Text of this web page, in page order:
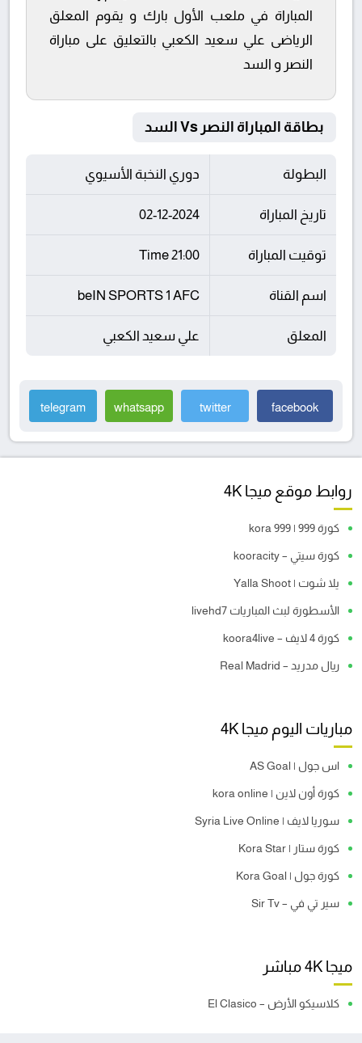
المباراة في ملعب الأول بارك و يقوم المعلق
الرياضى علي سعيد الكعبي بالتعليق على مباراة
النصر و السد
بطاقة المباراة النصر Vs السد
البطولة دوري النخبة الأسيوي
تاريخ المباراة 02-12-2024
توقيت المباراة 21:00 Time
اسم القناة beIN SPORTS 1 AFC
المعلق علي سعيد الكعبي
facebook
twitter
whatsapp
telegram
روابط موقع ميجا 4K
كورة 999 | kora 999
كورة سيتي – kooracity
يلا شوت | Yalla Shoot
الأسطورة لبث المباريات livehd7
كورة 4 لايف – koora4live
ريال مدريد – Real Madrid
مباريات اليوم ميجا 4K
اس جول | AS Goal
كورة أون لاين | kora online
سوريا لايف | Syria Live Online
كورة ستار | Kora Star
كورة جول | Kora Goal
سير تي في – Sir Tv
ميجا 4K مباشر
كلاسيكو الأرض – El Clasico